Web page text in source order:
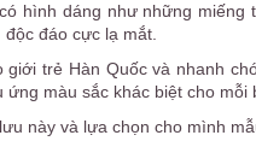
hình dáng như những
độc đáo cực lạ mắt.
giới trẻ Hàn Quốc và nhanh
màu sắc khác biệt cho mỗi
này và lựa chọn cho mình